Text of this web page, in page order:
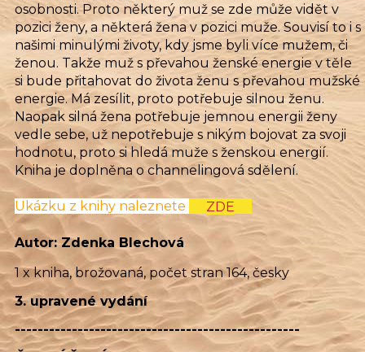
osobnosti. Proto některý muž se zde může vidět v
pozici ženy, a některá žena v pozici muže. Souvisí to i s
našimi minulými životy, kdy jsme byli více mužem, či
ženou. Takže muž s převahou ženské energie v těle
si bude přitahovat do života ženu s převahou mužské
energie. Má zesílit, proto potřebuje silnou ženu.
Naopak silná žena potřebuje jemnou energii ženy
vedle sebe, už nepotřebuje s nikým bojovat za svoji
hodnotu, proto si hledá muže s ženskou energií.
Kniha je doplněna o channelingová sdělení.
Ukázku z knihy naleznete ZDE
Autor: Zdenka Blechová
1 x kniha, brožovaná, počet stran 164, česky
3. upravené vydání
--------------------------------------------------